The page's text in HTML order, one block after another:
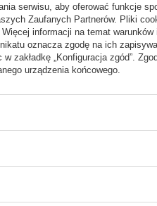
LT 2500
serwisu, aby oferować funkcje
Zaufanych Partnerów. Pliki
. Więcej informacji na temat
oznacza zgodę na ich
zakładkę „Konfiguracja zgód”.
urządzenia końcowego.